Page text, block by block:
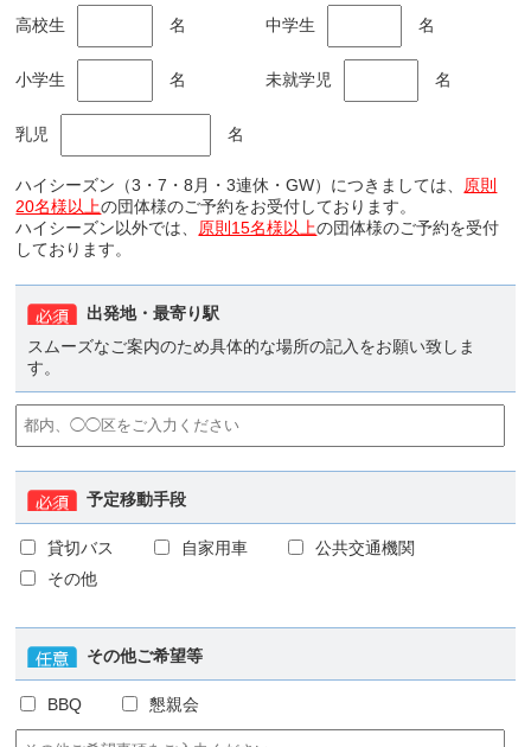
高校生 名 中学生 名
小学生 名 未就学児 名
乳児 名
ハイシーズン（3・7・8月・3連休・GW）につきましては、 原則
20名様以上の団体様のご予約をお受付しております。
ハイシーズン以外では、 原則15名様以上の団体様のご予約を受付
しております。
出発地・最寄り駅
スムーズなご案内のため具体的な場所の記入をお願い致しま
す。
予定移動手段
貸切バス 自家用車
公共交通機関
その他
その他ご希望等
BBQ 懇親会